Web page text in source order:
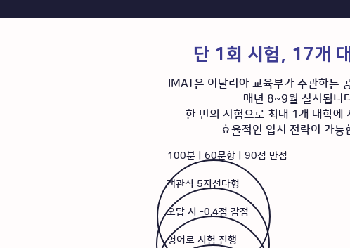
단 1회 시험, 17개
IMAT은 이탈리아 교육부가 주관하는
매년 8~9월 실시됩니
한 번의 시험으로 최대 1개 대학에
효율적인 입시 전략이 가능
100분｜60문항｜90점 만점
객관식 5지선다형
오답 시 -0.4점 감점
영어로 시험 진행